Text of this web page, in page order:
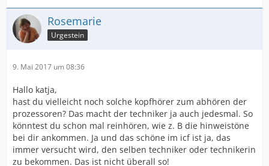
Rosemarie
Urgestein
9. Mai 2017 um 08:36
Hallo katja,
hast du vielleicht noch solche kopfhörer zum abhören der
prozessoren? Das macht der techniker ja auch jedesmal. So
könntest du schon mal reinhören, wie z. B die hinweistöne
bei dir ankommen. Ja und das schöne im icf ist ja, das
immer versucht wird, den selben techniker oder technikerin
zu bekommen. Das ist nicht überall so!